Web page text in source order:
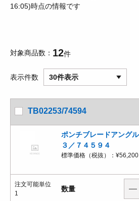
16:05)時点の情報です
対象商品数 12件
表示件数 30件表示
TB02253/74594
ポンチブレードアング
３／７４５９４
標準価格（税抜）： ¥56,200
注文可能単位
1
数量